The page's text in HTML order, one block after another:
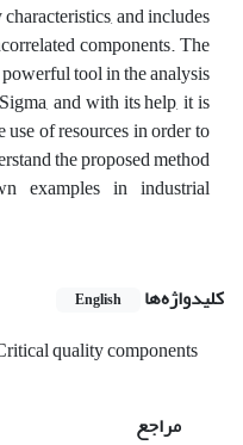
and includes
components. The
tool in the analysis
and with its help, it is
of resources in order to
the proposed method
examples in industrial
کلیدواژه‌ها English
quality components
مراجع